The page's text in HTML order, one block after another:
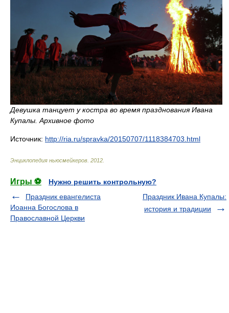
Девушка танцует у костра во время празднования Ивана
Купалы. Архивное фото
Источник: http://ria.ru/spravka/20150707/1118384703.html
Энциклопедия ньюсмейкеров 2012
Игры ⚽
Нужно решить контрольную?
Праздник евангелиста
Иоанна Богослова в
Православной Церкви
Праздник Ивана Купалы:
история и традиции